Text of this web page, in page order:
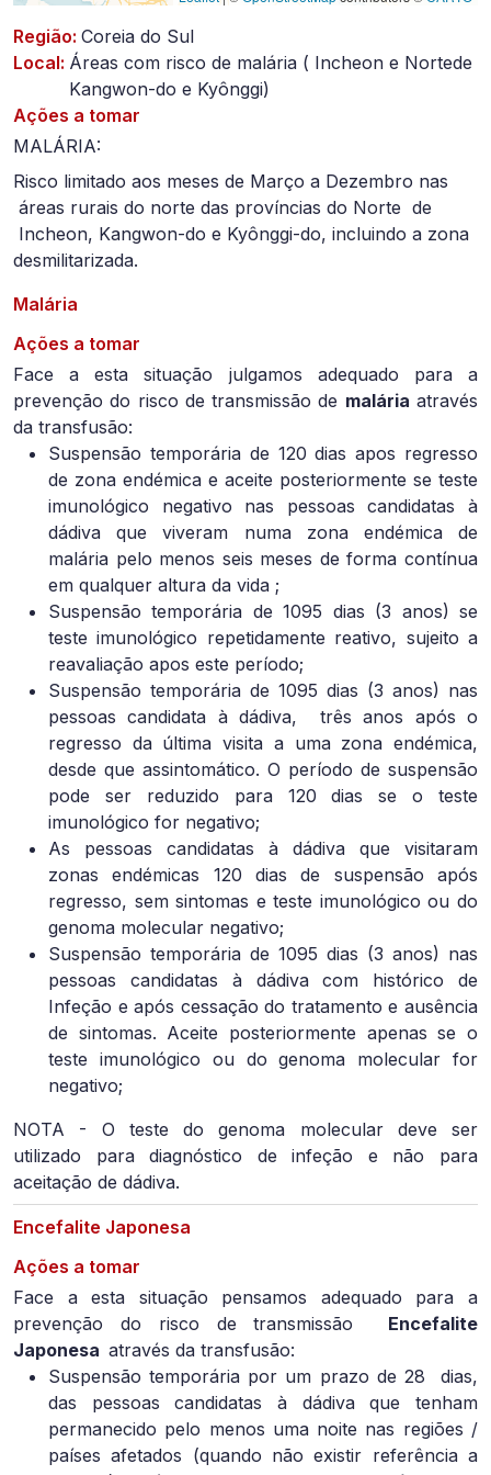
Região: Coreia do Sul
Local: Áreas com risco de malária ( Incheon e Nortede
Kangwon-do e Kyônggi)
Ações a tomar
MALÁRIA:
Risco limitado aos meses de Março a Dezembro nas
áreas rurais do norte das províncias do Norte de
Incheon, Kangwon-do e Kyônggi-do, incluindo a zona
desmilitarizada.
Malária
Ações a tomar
Face a esta situação julgamos adequado para a
prevenção do risco de transmissão de malária através
da transfusão:
Suspensão temporária de 120 dias apos regresso
de zona endémica e aceite posteriormente se teste
imunológico negativo nas pessoas candidatas à
dádiva que viveram numa zona endémica de
malária pelo menos seis meses de forma contínua
em qualquer altura da vida ;
Suspensão temporária de 1095 dias (3 anos) se
teste imunológico repetidamente reativo, sujeito a
reavaliação apos este período;
Suspensão temporária de 1095 dias (3 anos) nas
pessoas candidata à dádiva,
três anos após o
regresso da última visita a uma zona endémica,
desde que assintomático. O período de suspensão
pode ser reduzido para 120 dias se o teste
imunológico for negativo;
As pessoas candidatas à dádiva que visitaram
zonas endémicas 120 dias de suspensão após
regresso, sem sintomas e teste imunológico ou do
genoma molecular negativo;
Suspensão temporária de 1095 dias (3 anos) nas
pessoas candidatas à dádiva com histórico de
Infeção e após cessação do tratamento e ausência
de sintomas. Aceite posteriormente apenas se o
teste imunológico ou do genoma molecular for
negativo;
NOTA - O teste do genoma molecular deve ser
utilizado para diagnóstico de infeção e não para
aceitação de dádiva.
Encefalite Japonesa
Ações a tomar
Face a esta situação pensamos adequado para a
prevenção do risco de transmissão Encefalite
Japonesa através da transfusão:
Suspensão temporária por um prazo de 28
dias,
das pessoas candidatas à dádiva que tenham
permanecido pelo menos uma noite nas regiões /
países afetados (quando não existir referência a